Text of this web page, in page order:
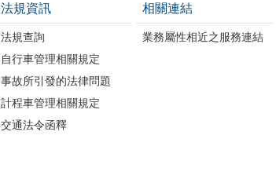
法規資訊
法規查詢
自行車管理相關規定
事故所引發的法律問題
計程車管理相關規定
交通法令函釋
相關連結
業務屬性相近之服務連結